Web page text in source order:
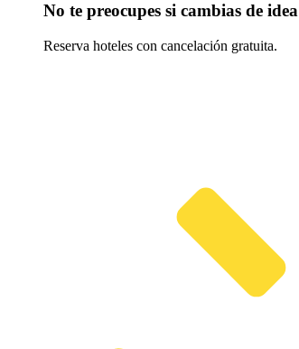
No te preocupes si cambias de idea
Reserva hoteles con cancelación gratuita.